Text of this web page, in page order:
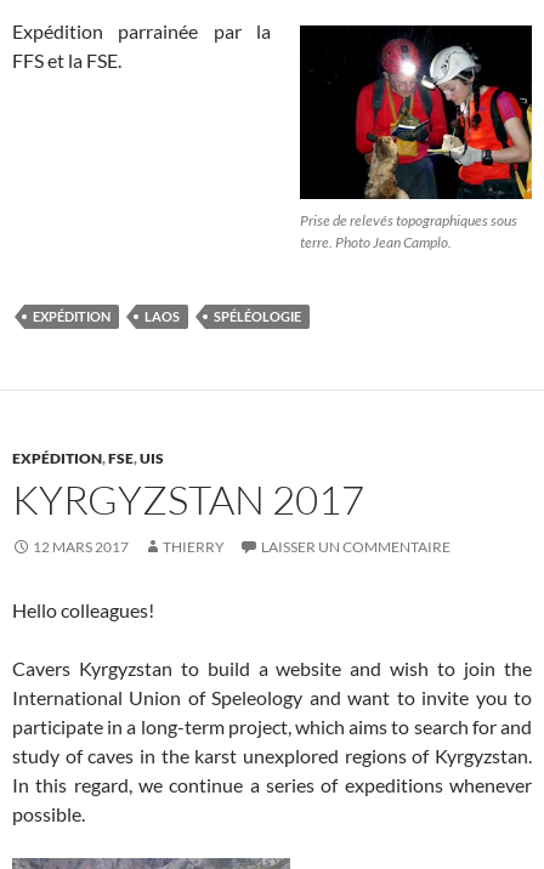
Prise de relevés topographiques sous
terre. Photo Jean Camplo.
Expédition parrainée par la
FFS et la FSE.
EXPÉDITION LAOS SPÉLÉOLOGIE
EXPÉDITION,FSE,UIS
KYRGYZSTAN 2017
12 MARS 2017 THIERRY LAISSER UN COMMENTAIRE
Hello colleagues!
Cavers Kyrgyzstan to build a website and wish to join the
International Union of Speleology and want to invite you to
participate in a long-term project, which aims to search for and
study of caves in the karst unexplored regions of Kyrgyzstan.
In this regard, we continue a series of expeditions whenever
possible.